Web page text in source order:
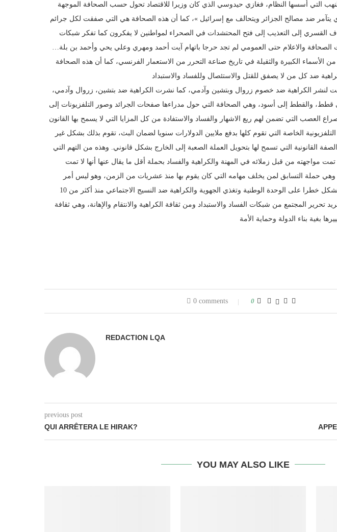
التي أسسها النظام، فغازي حيدوسي الذي كان وزيرا للاقتصاد تحول حسب الصحافة الموجهة
الذي يتآمر ضد مصالح الجزائر ويتحالف مع إسرائيل »، كما أن هذه الصحافة هي التي صفقت لكل جرائم
القسري إلى التعذيب إلى فتح المحتشدات في الصحراء لمواطنين لا يفكرون كما تفكر شبكات
الصحافة والاعلام حتى العمومي لم تجد حرجا باتهام آيت أحمد ومهري وعلي يحي وأحمد بن بلة…
الأسماء الكبيرة والثقيلة في تاريخ صناعة التحرر من الاستعمار الفرنسي، كما أن هذه الصحافة
لنشر الكراهية ضد خصوم زروال وبتشين وآدمي، كما نشرت الكراهية ضد بتشين، زروال وآدمي،
قطط، والقطط إلى أسود، وهي الصحافة التي حول مدراءها صفحات الجرائد وصور التلفزيونات إلى
الخاصة التي تقوم كلها بدفع ملايين الدولارات سنويا لضمان البث، تقوم بذلك بشكل غير
القانونية التي تسمح لها بتحويل العملة الصعبة إلى الخارج بشكل قانوني. وهذه من التهم التي
تمت مواجهته من قبل زملائه في المهنة والكراهية والفساد بحملة أقل ما يقال عنها أنها لا تمت
وهي حملة التسابق لمن يخلف مهامه التي كان يقوم بها منذ عشريات من الزمن، وهو ليس أمر
مستغرب، لأن هذه القنوات أصبحت تشكل خطرا على الوحدة الوطنية وتغذي الجهوية والكراهية ضد النسيج الاجتماعي منذ أكثر من 10
تحرير المجتمع من شبكات الفساد والاستبداد ومن ثقافة الكراهية والانتقام والإهانة، وهي ثقافة
0 comments 0
REDACTION LQA
previous post
QUI ARRÊTERA LE HIRAK?
YOU MAY ALSO LIKE